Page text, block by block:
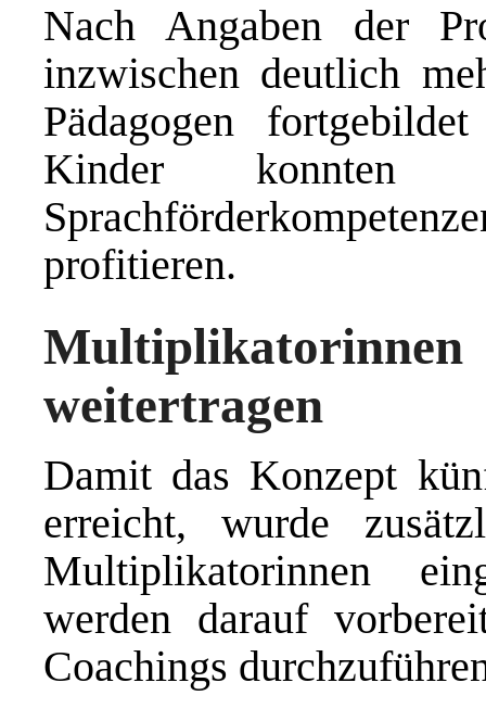
Nach Angaben der
inzwischen deutlich
Pädagogen
Kinder konnten
profitieren.
weitertragen
Damit das Konzept
erreicht, wurde
Multiplikatorinnen
werden darauf
Coachings